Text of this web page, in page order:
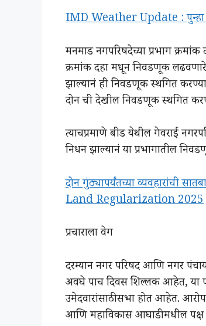
IMD Weather Update : पुन्हा
मनमाड नगपरिषदेच्या प्रभाग
क्रमांक दहा मधून निवडणूक लढवणारे
झाल्यानं ही निवडणूक स्थगित
दोन ची देखील निवडणूक स्थगित
त्याचप्रमाणे बीड येथील गेवराई
निधन झाल्यानं या प्रभागातील
दोन गुंठ्यापर्यंतच्या व्यवहारांची
Land Regularization 2025
प्रचाराला वेग
दरम्यान नगर परिषद आणि नगर
अवघे पाच दिवस शिल्लक आहेत, या
उमेदवारांसाठी सभा होत आहेत.
आणि महाविकास आघाडीमधील